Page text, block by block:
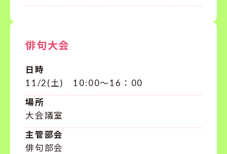
俳句大会
日時
11/2(土) 10:00～16：00
場所
大会議室
主管部会
俳句部会